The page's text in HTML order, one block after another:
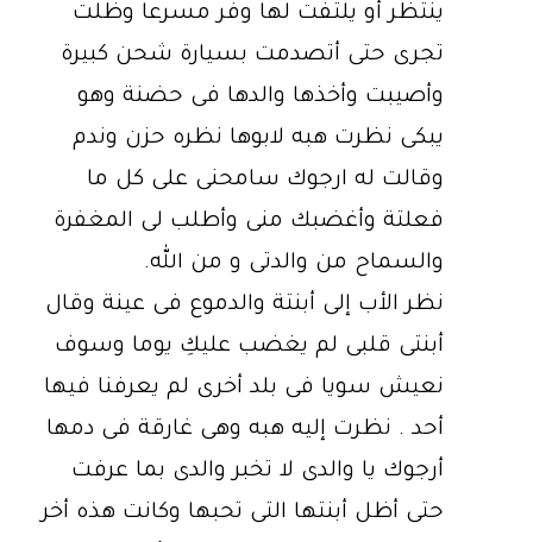
ينتظر أو يلتفت لها وفر مسرعا وظلت
تجرى حتى أتصدمت بسيارة شحن كبيرة
وأصيبت وأخذها والدها فى حضنة وهو
يبكى نظرت هبه لابوها نظره حزن وندم
وقالت له ارجوك سامحنى على كل ما
فعلتة وأغضبك منى وأطلب لى المغفرة
والسماح من والدتى و من الله.
نظر الأب إلى أبنتة والدموع فى عينة وقال
أبنتى قلبى لم يغضب عليكِ يوما وسوف
نعيش سويا فى بلد أخرى لم يعرفنا فيها
أحد . نظرت إليه هبه وهى غارقة فى دمها
أرجوك يا والدى لا تخبر والدى بما عرفت
حتى أظل أبنتها التى تحبها وكانت هذه أخر